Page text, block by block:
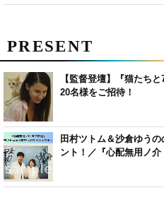
PRESENT
【監督登壇】『猫たち
20名様をご招待！
田村ツトム＆沙倉ゆう
ント！／『心配無用ノ介